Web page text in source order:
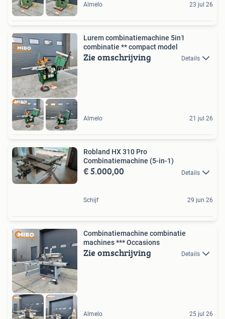
Almelo 23 jul 26
Lurem combinatiemachine 5in1
combinatie ** compact model
Zie omschrijving Details
Almelo 21 jul 26
Robland HX 310 Pro
Combinatiemachine (5-in-1)
€ 5.000,00 Details
Schijf 29 jun 26
Combinatiemachine combinatie
machines *** Occasions
Zie omschrijving Details
Almelo 25 jul 26